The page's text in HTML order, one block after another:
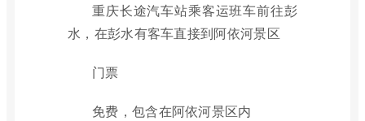
重庆长途汽车站乘客运班车前往彭
水，在彭水有客车直接到阿依河景区
门票
免费，包含在阿依河景区内